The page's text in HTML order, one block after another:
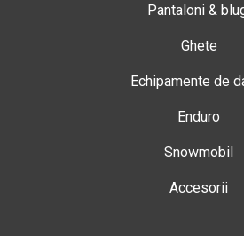
Pantaloni &
Ghete
Echipamente de
Enduro
Snowmobil
Accesorii